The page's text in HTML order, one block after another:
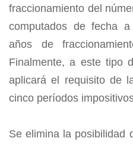
fraccionamiento del
computados de fecha
años de
Finalmente, a este tipo
aplicará el requisito de
cinco períodos
Se elimina la posibilidad